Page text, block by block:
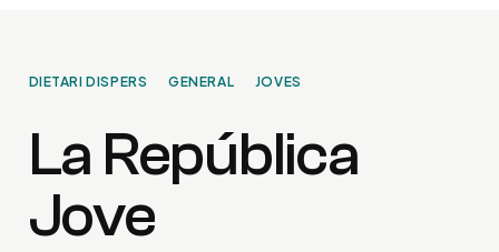
DIETARI DISPERS GENERAL JOVES
La República
Jove